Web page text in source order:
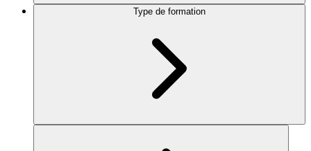
Type de formation